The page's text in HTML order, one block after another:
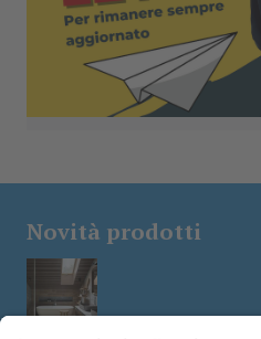
Novità prodotti